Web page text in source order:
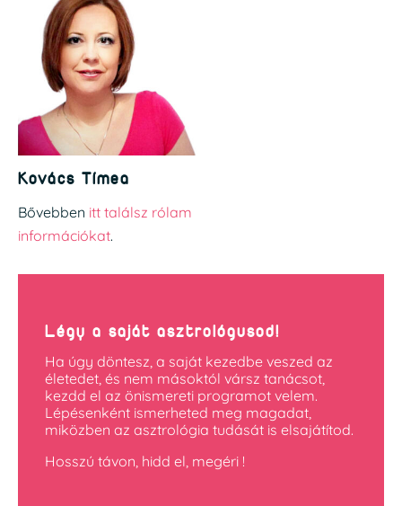
Kovács Tímea
Bővebben itt találsz rólam
információkat.
Légy a saját asztrológusod!
Ha úgy döntesz, a saját kezedbe veszed az
életedet, és nem másoktól vársz tanácsot,
kezdd el az önismereti programot velem.
Lépésenként ismerheted meg magadat,
miközben az asztrológia tudását is elsajátítod.
Hosszú távon, hidd el, megéri !